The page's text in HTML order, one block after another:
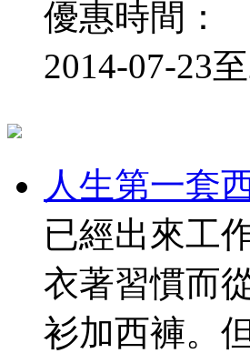
優惠時間：
2014-07-23
人生第一套
已經出來工
衣著習慣而
衫加西褲。